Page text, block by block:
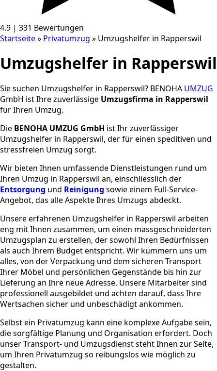
4.9 | 331 Bewertungen
Startseite» Privatumzug » Umzugshelfer in Rapperswil
Umzugshelfer in Rapperswil
Sie suchen Umzugshelfer in Rapperswil? BENOHA UMZUG
GmbH ist Ihre zuverlässige Umzugsfirma in Rapperswil
für Ihren Umzug.
Die BENOHA UMZUG GmbH ist Ihr zuverlässiger
Umzugshelfer in Rapperswil, der für einen speditiven und
stressfreien Umzug sorgt.
Wir bieten Ihnen umfassende Dienstleistungen rund um
Ihren Umzug in Rapperswil an, einschliesslich der
Entsorgung und Reinigung sowie einem Full-Service-
Angebot, das alle Aspekte Ihres Umzugs abdeckt.
Unsere erfahrenen Umzugshelfer in Rapperswil arbeiten
eng mit Ihnen zusammen, um einen massgeschneiderten
Umzugsplan zu erstellen, der sowohl Ihren Bedürfnissen
als auch Ihrem Budget entspricht. Wir kümmern uns um
alles, von der Verpackung und dem sicheren Transport
Ihrer Möbel und persönlichen Gegenstände bis hin zur
Lieferung an Ihre neue Adresse. Unsere Mitarbeiter sind
professionell ausgebildet und achten darauf, dass Ihre
Wertsachen sicher und unbeschädigt ankommen.
Selbst ein Privatumzug kann eine komplexe Aufgabe sein,
die sorgfältige Planung und Organisation erfordert. Doch
unser Transport- und Umzugsdienst steht Ihnen zur Seite,
um Ihren Privatumzug so reibungslos wie möglich zu
gestalten.